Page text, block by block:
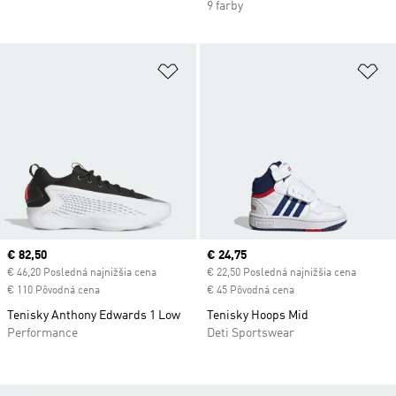
9 farby
Pridať do zoznamu želaných
Current price
€ 82,50
€ 46,20 Posledná najnižšia cena
€ 110 Pôvodná cena
Tenisky Anthony Edwards 1 Low
Performance
Current price
€ 24,75
€ 22,50 Posledná najnižšia cena
€ 45 Pôvodná cena
Tenisky Hoops Mid
Deti Sportswear